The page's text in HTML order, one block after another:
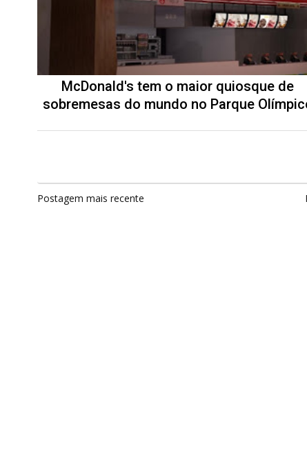
McDonald's tem o maior quiosque de
sobremesas do mundo no Parque
Postagem mais recente